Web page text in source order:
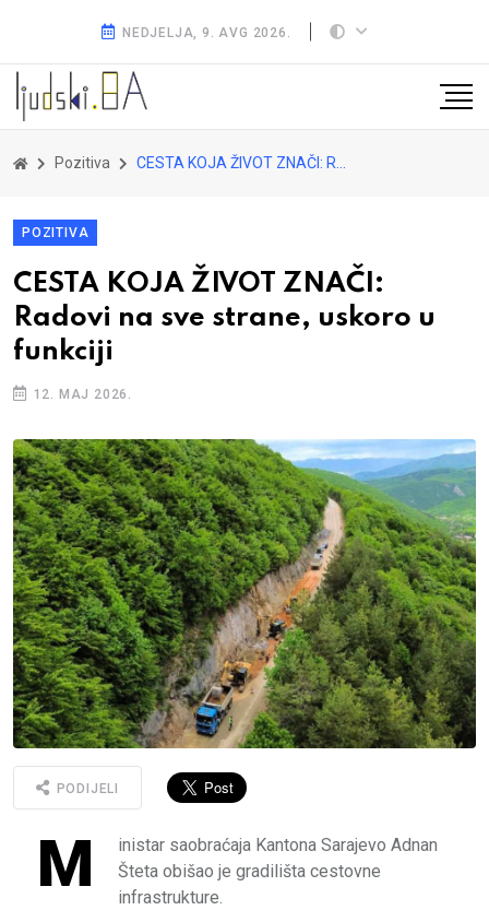
NEDJELJA, 9. AVG 2026.
Pozitiva CESTA KOJA ŽIVOT ZNAČI: Radovi na sve strane, uskoro u funkciji
POZITIVA
CESTA KOJA ŽIVOT ZNAČI:
Radovi na sve strane, uskoro u
funkciji
12. MAJ 2026.
PODIJELI
M
inistar saobraćaja Kantona Sarajevo Adnan
Šteta obišao je gradilišta cestovne
infrastrukture.